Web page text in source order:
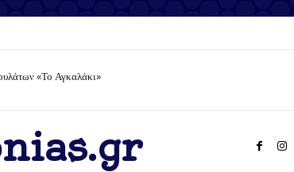
«Το Αγκαλάκι»